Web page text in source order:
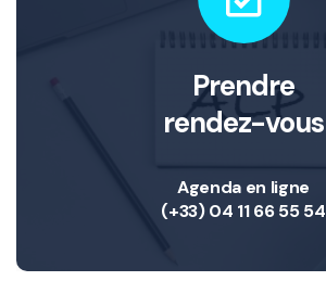
Prendre
rendez-vous
Agenda en ligne
(+33) 04 11 66 55 54